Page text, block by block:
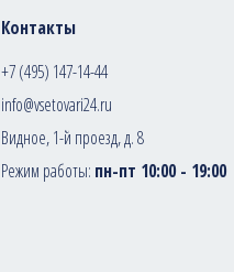
Контакты
+7 (495) 147-14-44
info@vsetovari24.ru
Видное, 1-й проезд, д. 8
Режим работы: пн-пт 10:00 - 19:00